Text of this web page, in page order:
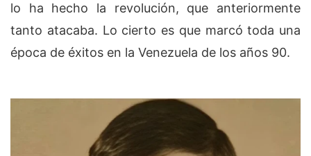
lo ha hecho la revolución, que anteriormente
tanto atacaba. Lo cierto es que marcó toda una
época de éxitos en la Venezuela de los años 90.